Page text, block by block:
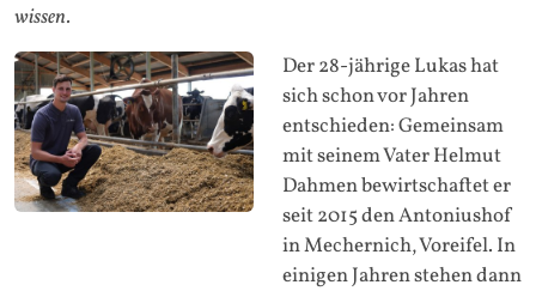
wissen.
Der 28-jährige Lukas hat
sich schon vor Jahren
entschieden: Gemeinsam
mit seinem Vater Helmut
Dahmen bewirtschaftet er
seit 2015 den Antoniushof
in Mechernich, Voreifel. In
einigen Jahren stehen dann